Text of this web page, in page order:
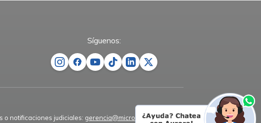
Síguenos:
o notificaciones judiciales: gerencia@microempresas.co